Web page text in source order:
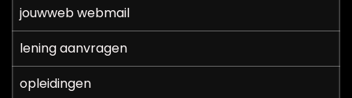
jouwweb webmail
lening aanvragen
opleidingen